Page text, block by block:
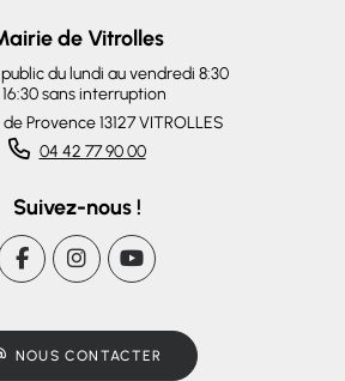
de Vitrolles
du lundi au vendredi 8:30
sans interruption
Provence 13127 VITROLLES
04 42 77 90 00
Suivez-nous !
NOUS CONTACTER